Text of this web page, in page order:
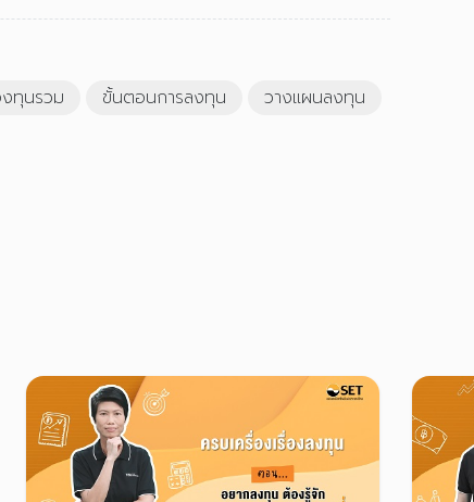
ทุนรวม ขั้นตอนการลงทุน
วางแผนลงทุน